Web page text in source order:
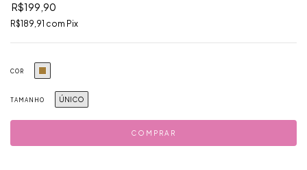
R$199,90
R$189,91 com Pix
COR
TAMANHO ÚNICO